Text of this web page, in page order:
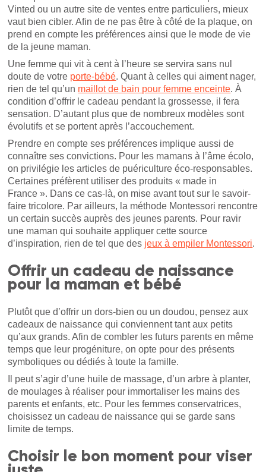
Vinted ou un autre site de ventes entre particuliers, mieux
vaut bien cibler. Afin de ne pas être à côté de la plaque, on
prend en compte les préférences ainsi que le mode de vie
de la jeune maman.
Une femme qui vit à cent à l’heure se servira sans nul
doute de votre porte-bébé. Quant à celles qui aiment nager,
rien de tel qu’un maillot de bain pour femme enceinte. À
condition d’offrir le cadeau pendant la grossesse, il fera
sensation. D’autant plus que de nombreux modèles sont
évolutifs et se portent après l’accouchement.
Prendre en compte ses préférences implique aussi de
connaître ses convictions. Pour les mamans à l’âme écolo,
on privilégie les articles de puériculture éco-responsables.
Certaines préfèrent utiliser des produits « made in
France ». Dans ce cas-là, on mise avant tout sur le savoir-
faire tricolore. Par ailleurs, la méthode Montessori rencontre
un certain succès auprès des jeunes parents. Pour ravir
une maman qui souhaite appliquer cette source
d’inspiration, rien de tel que des jeux à empiler Montessori.
Offrir un cadeau de naissance
pour la maman et bébé
Plutôt que d’offrir un dors-bien ou un doudou, pensez aux
cadeaux de naissance qui conviennent tant aux petits
qu’aux grands. Afin de combler les futurs parents en même
temps que leur progéniture, on opte pour des présents
symboliques ou dédiés à toute la famille.
Il peut s’agir d’une huile de massage, d’un arbre à planter,
de moulages à réaliser pour immortaliser les mains des
parents et enfants, etc. Pour les femmes conservatrices,
choisissez un cadeau de naissance qui se garde sans
limite de temps.
Choisir le bon moment pour viser